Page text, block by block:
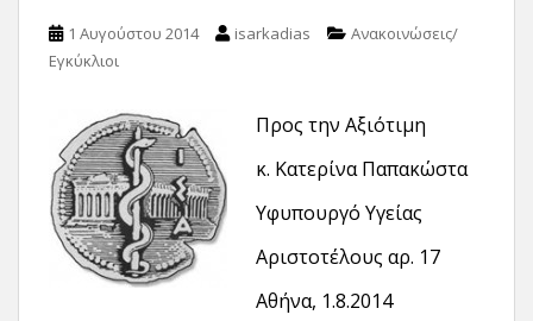
1 Αυγούστου 2014 isarkadias
Ανακοινώσεις/
Εγκύκλιοι
Προς την Αξιότιμη
κ. Κατερίνα Παπακώστα
Υφυπουργό Υγείας
Αριστοτέλους αρ. 17
Αθήνα, 1.8.2014